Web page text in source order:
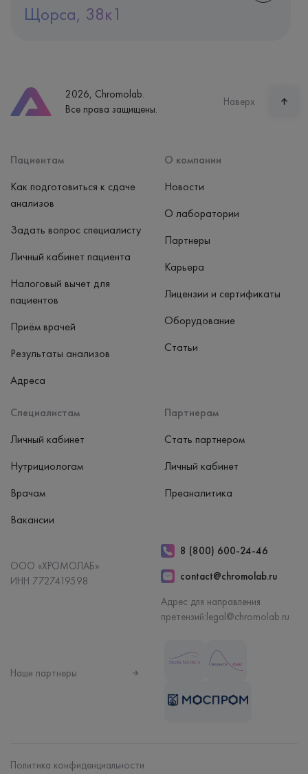
Щорса, 38к1
Часы работы
пн-вс: 7:30-15:00
2026, Chromolab.
Все права защищены.
Наверх
Пациентам
Как подготовиться к сдаче
анализов
Задать вопрос специалисту
Личный кабинет пациента
Налоговый вычет для
пациентов
Приём врачей
Результаты анализов
Адреса
Специалистам
Личный кабинет
Нутрициологам
Врачам
Вакансии
Партнерам
Стать партнером
Личный кабинет
Преаналитика
О компании
Новости
О лаборатории
Партнеры
Карьера
Лицензии и сертификаты
Оборудование
Статьи
ООО «ХРОМОЛАБ»
ИНН 7727419598
8 (800) 600-24-46
contact@chromolab.ru
Адрес для направления
претензий:legal@chromolab.ru
Наши партнеры
Политика конфиденциальности